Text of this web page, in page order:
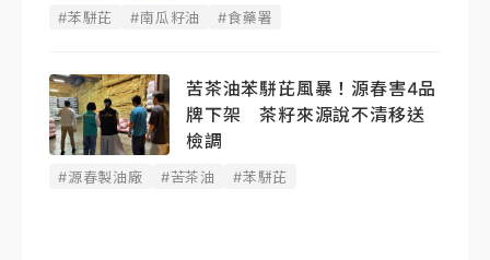
#苯駢芘 #南瓜籽油 #食藥署
苦茶油苯駢芘風暴！源春害4品
牌下架 茶籽來源說不清移送
檢調
#源春製油廠 #苦茶油 #苯駢芘